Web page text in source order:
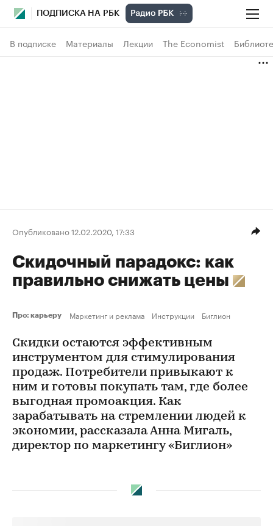
ПОДПИСКА НА РБК
В подписке Материалы Лекции The Economist
Опубликовано 12.02.2020, 17:33
Скидочный парадокс: как
правильно снижать цены
Про: карьеру Маркетинг и реклама Инструкции Биглион
Скидки остаются эффективным
инструментом для стимулирования
продаж. Потребители привыкают к
ним и готовы покупать там, где более
выгодная промоакция. Как
зарабатывать на стремлении людей к
экономии, рассказала Анна Мигаль,
директор по маркетингу «Биглион»